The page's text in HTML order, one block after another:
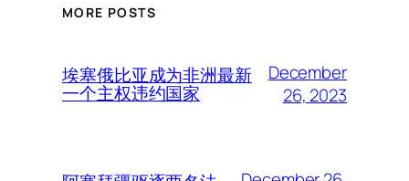
MORE POSTS
埃塞俄比亚成为非洲最新
一个主权违约国家
December
26, 2023